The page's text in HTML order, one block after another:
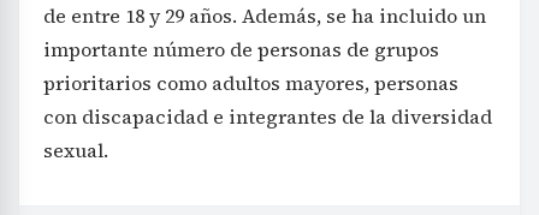
de entre 18 y 29 años. Además, se ha incluido un
importante número de personas de grupos
prioritarios como adultos mayores, personas
con discapacidad e integrantes de la diversidad
sexual.